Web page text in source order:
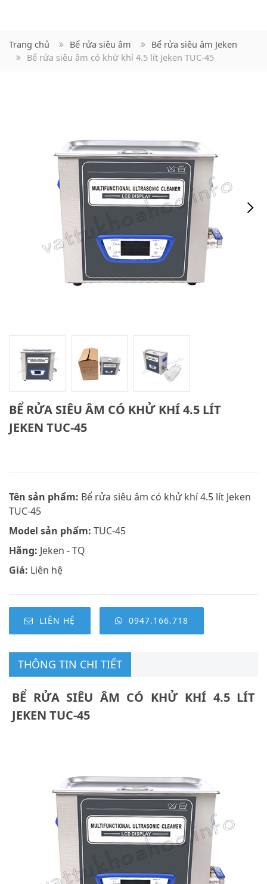
Trang chủ Bể rửa siêu âm
Bể rửa siêu âm Jeken
Bể rửa siêu âm có khử khí 4.5 lít Jeken TUC-45
BỂ RỬA SIÊU ÂM CÓ KHỬ KHÍ 4.5 LÍT
JEKEN TUC-45
Tên sản phẩm: Bể rửa siêu âm có khử khí 4.5 lít Jeken
TUC-45
Model sản phẩm: TUC-45
Hãng: Jeken - TQ
Giá: Liên hệ
LIÊN HỆ 0947.166.718
THÔNG TIN CHI TIẾT
BỂ RỬA SIÊU ÂM CÓ KHỬ KHÍ 4.5 LÍT
JEKEN TUC-45